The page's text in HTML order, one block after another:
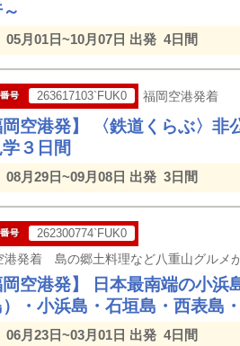
05月01日~10月07日 出発 4日間
263617103`FUK0 福岡空港発着
岡空港発】 〈鉄道くらぶ〉
３日間
08月29日~09月08日 出発 3日間
262300774`FUK0
岡空港発】 日本最南端の小
）・小浜島・石垣島・西表島
06月23日~03月01日 出発 4日間